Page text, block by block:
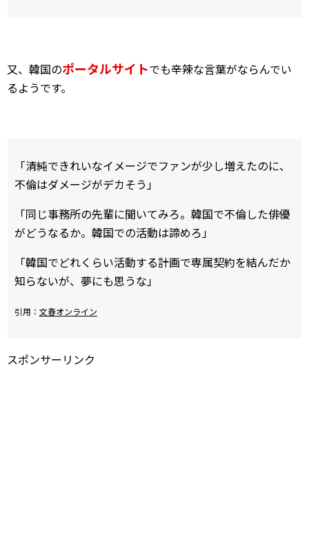
又、韓国のポータルサイトでも辛辣な言葉がならんでい
るようです。
「清純できれいなイメージでファンが少し増えたのに、
不倫はダメージがデカそう」
「同じ事務所の先輩に聞いてみろ。韓国で不倫した俳優
がどうなるか。韓国での活動は諦めろ」
「韓国でどれくらい活動する計画で専属契約を結んだか
知らないが、夢にも思うな」
引用： 文春オンライン
スポンサーリンク